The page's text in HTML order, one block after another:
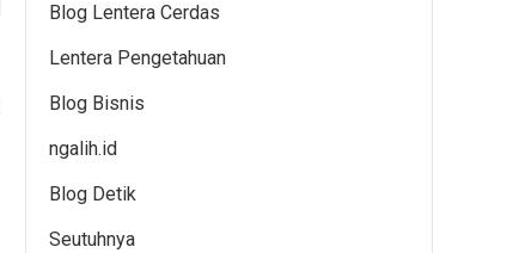
Blog Lentera Cerdas
Lentera Pengetahuan
Blog Bisnis
ngalih.id
Blog Detik
Seutuhnya